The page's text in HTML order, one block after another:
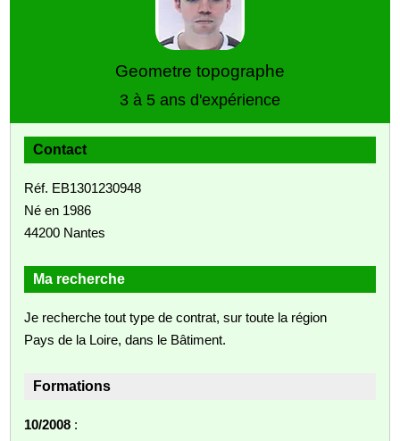
Geometre topographe
3 à 5 ans d'expérience
Contact
Réf. EB1301230948
Né en 1986
44200 Nantes
Ma recherche
Je recherche tout type de contrat, sur toute la région
Pays de la Loire, dans le Bâtiment.
Formations
10/2008 :